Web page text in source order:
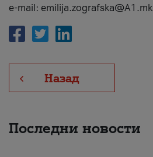
e-mail: emilija.zografska@A1.mk
Назад
Последни новости